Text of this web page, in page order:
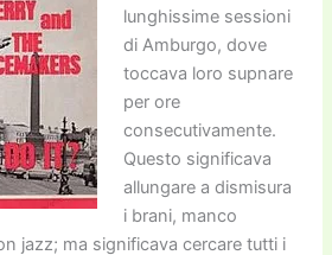
lunghissime sessioni
di Amburgo, dove
toccava loro supnare
per ore
consecutivamente.
Questo significava
allungare a dismisura
i brani, manco
jazz; ma significava cercare tutti i